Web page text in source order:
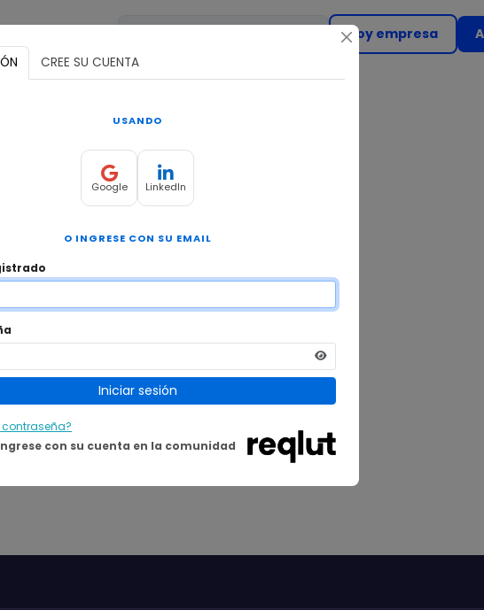
Soy empresa
CREE SU CUENTA
USANDO
Google LinkedIn
O INGRESE CON SU EMAIL
Iniciar sesión
contraseña?
con su cuenta en la comunidad